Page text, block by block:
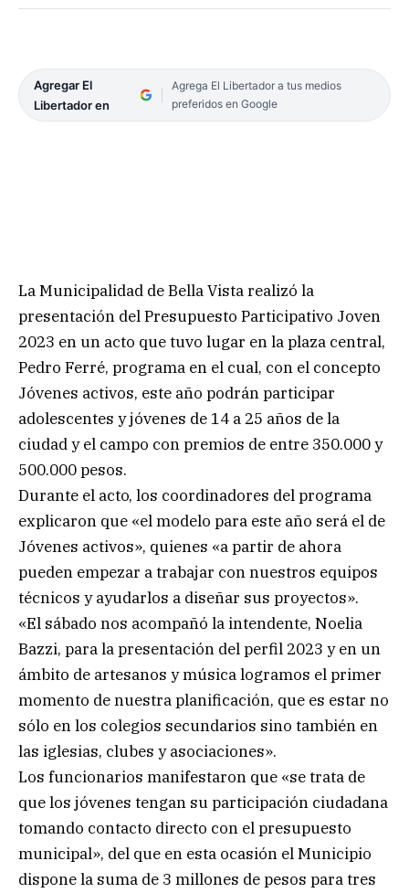
Agregar El
Libertador en
Agrega El Libertador a tus medios
preferidos en Google
La Municipalidad de Bella Vista realizó la
presentación del Presupuesto Participativo Joven
2023 en un acto que tuvo lugar en la plaza central,
Pedro Ferré, programa en el cual, con el concepto
Jóvenes activos, este año podrán participar
adolescentes y jóvenes de 14 a 25 años de la
ciudad y el campo con premios de entre 350.000 y
500.000 pesos.
Durante el acto, los coordinadores del programa
explicaron que «el modelo para este año será el de
Jóvenes activos», quienes «a partir de ahora
pueden empezar a trabajar con nuestros equipos
técnicos y ayudarlos a diseñar sus proyectos».
«El sábado nos acompañó la intendente, Noelia
Bazzi, para la presentación del perfil 2023 y en un
ámbito de artesanos y música logramos el primer
momento de nuestra planificación, que es estar no
sólo en los colegios secundarios sino también en
las iglesias, clubes y asociaciones».
Los funcionarios manifestaron que «se trata de
que los jóvenes tengan su participación ciudadana
tomando contacto directo con el presupuesto
municipal», del que en esta ocasión el Municipio
dispone la suma de 3 millones de pesos para tres